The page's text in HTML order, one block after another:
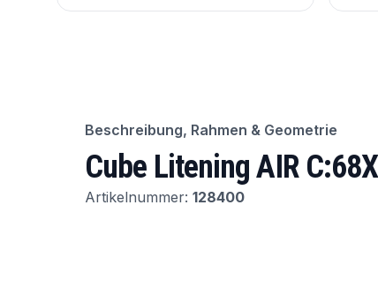
Beschreibung, Rahmen & Geometrie
Cube Litening AIR
Artikelnummer: 128400